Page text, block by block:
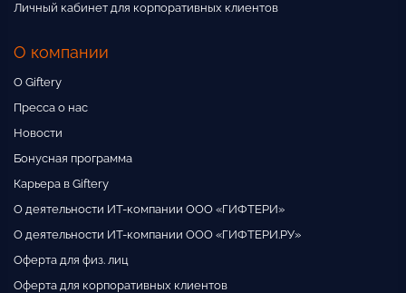
Личный кабинет для корпоративных клиентов
О компании
О Giftery
Пресса о нас
Новости
Бонусная программа
Карьера в Giftery
О деятельности ИТ-компании ООО «ГИФТЕРИ»
О деятельности ИТ-компании ООО «ГИФТЕРИ.РУ»
Оферта для физ. лиц
Оферта для корпоративных клиентов